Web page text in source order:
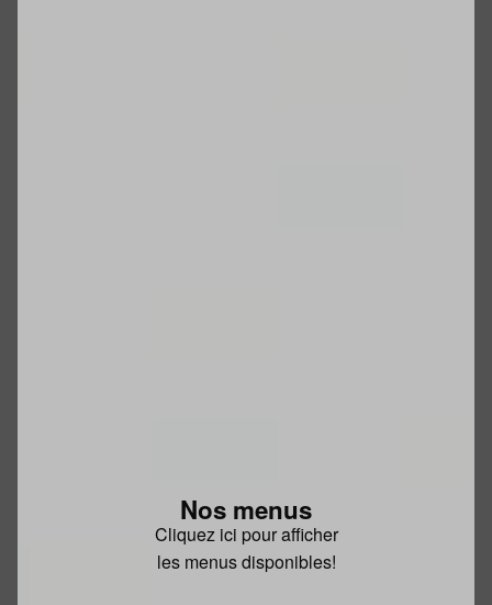
Nos menus
Cliquez ici pour afficher
les menus disponibles!